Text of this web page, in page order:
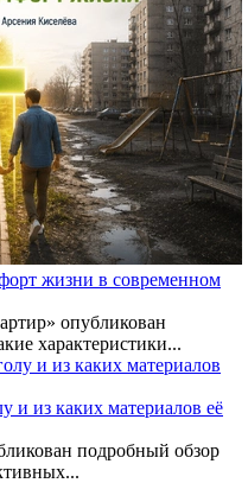
жизни в современном
опубликован
характеристики...
и из каких материалов её
подробный обзор